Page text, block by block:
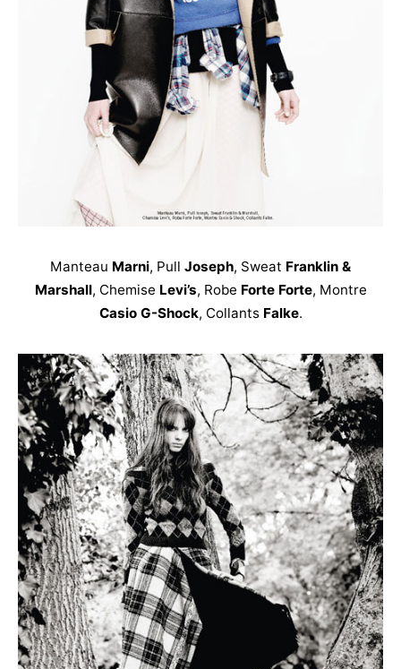
Manteau Marni, Pull Joseph, Sweat Franklin &
Marshall, Chemise Levi’s, Robe Forte Forte, Montre
Casio G-Shock, Collants Falke.